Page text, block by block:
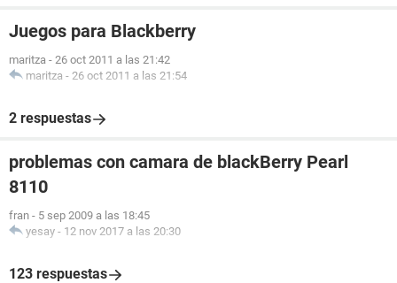
Juegos para Blackberry
maritza - 26 oct 2011 a las 21:42
maritza - 26 oct 2011 a las 21:54
2 respuestas
problemas con camara de blackBerry Pearl
8110
fran - 5 sep 2009 a las 18:45
yesay - 12 nov 2017 a las 20:30
123 respuestas